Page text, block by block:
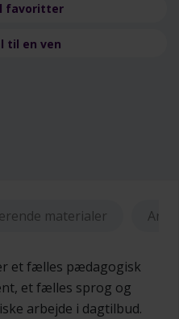
favoritter
til en ven
materialer
et fælles pædagogisk
et fælles sprog og
arbejde i dagtilbud.